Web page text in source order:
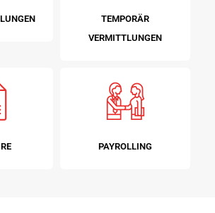
TEMPORÄR
VERMITTLUNGEN
PAYROLLING